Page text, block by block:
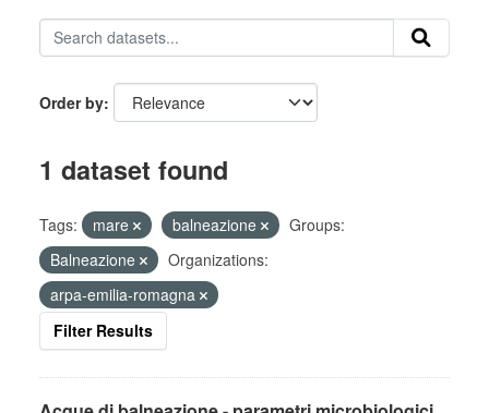
Order by
1 dataset found
Tags: mare balneazione
Groups:
Balneazione
Organizations:
arpa-emilia-romagna
Filter Results